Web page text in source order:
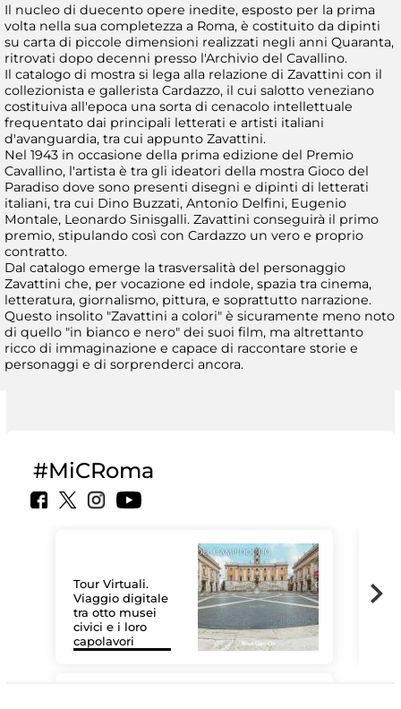
Il nucleo di duecento opere inedite, esposto per la prima
volta nella sua completezza a Roma, è costituito da dipinti
su carta di piccole dimensioni realizzati negli anni Quaranta,
ritrovati dopo decenni presso l'Archivio del Cavallino.
Il catalogo di mostra si lega alla relazione di Zavattini con il
collezionista e gallerista Cardazzo, il cui salotto veneziano
costituiva all'epoca una sorta di cenacolo intellettuale
frequentato dai principali letterati e artisti italiani
d'avanguardia, tra cui appunto Zavattini.
Nel 1943 in occasione della prima edizione del Premio
Cavallino, l'artista è tra gli ideatori della mostra Gioco del
Paradiso dove sono presenti disegni e dipinti di letterati
italiani, tra cui Dino Buzzati, Antonio Delfini, Eugenio
Montale, Leonardo Sinisgalli. Zavattini conseguirà il primo
premio, stipulando così con Cardazzo un vero e proprio
contratto.
Dal catalogo emerge la trasversalità del personaggio
Zavattini che, per vocazione ed indole, spazia tra cinema,
letteratura, giornalismo, pittura, e soprattutto narrazione.
Questo insolito "Zavattini a colori" è sicuramente meno noto
di quello "in bianco e nero" dei suoi film, ma altrettanto
ricco di immaginazione e capace di raccontare storie e
personaggi e di sorprenderci ancora.
#MiCRoma
Tour Virtuali.
Viaggio digitale
tra otto musei
civici e i loro
capolavori